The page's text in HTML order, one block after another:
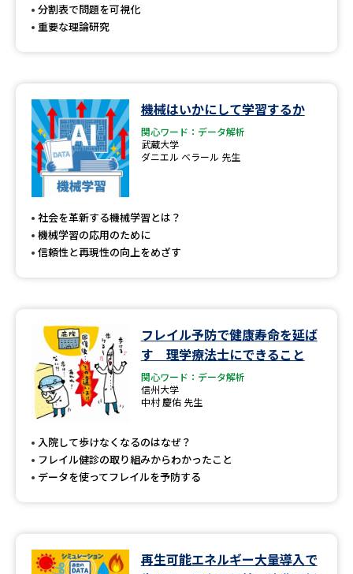
Ｑ＆Ａ よくあるご質問
お支払いサイト
特定商取引表記
テレメール進学カタログ
分割表で問題を可視化
重要な理論研究
機械はいかにして学習するか
関心ワード：データ解析
武蔵大学
ダニエル ベラール 先生
社会を革新する機械学習とは？
機械学習の応用のために
信頼性と再現性の向上をめざす
フレイル予防で健康寿命を延ば
す 理学療法士にできること
関心ワード：データ解析
信州大学
中村 慶佑 先生
入院して歩けなくなるのはなぜ？
フレイル健診の取り組みからわかったこと
データを使ってフレイルを予防する
再生可能エネルギー大量導入で